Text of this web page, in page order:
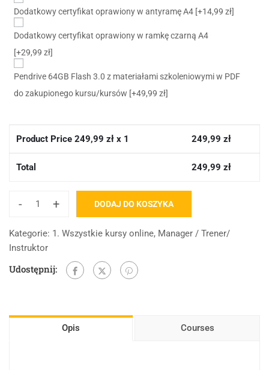
Dodatkowy certyfikat oprawiony w antyramę A4 [+14,99 zł]
Dodatkowy certyfikat oprawiony w ramkę czarną A4
[+29,99 zł]
Pendrive 64GB Flash 3.0 z materiałami szkoleniowymi w PDF
do zakupionego kursu/kursów [+49,99 zł]
Product Price249,99 zł x 1 249,99 zł
Total 249,99 zł
- + DODAJ DO KOSZYKA
Kategorie: 1. Wszystkie kursy online, Manager / Trener/
Instruktor
Udostępnij:
Opis Courses